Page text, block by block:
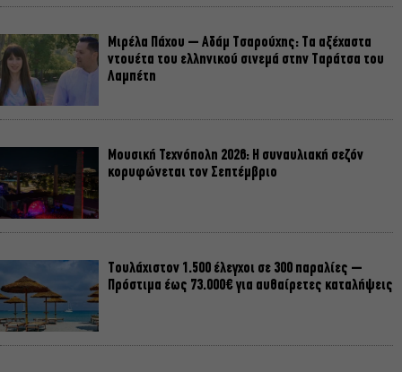
Μιρέλα Πάχου – Αδάμ Τσαρούχης: Τα αξέχαστα
ντουέτα του ελληνικού σινεμά στην Ταράτσα του
Λαμπέτη
Μουσική Τεχνόπολη 2026: Η συναυλιακή σεζόν
κορυφώνεται τον Σεπτέμβριο
Τουλάχιστον 1.500 έλεγχοι σε 300 παραλίες –
Πρόστιμα έως 73.000€ για αυθαίρετες καταλήψεις